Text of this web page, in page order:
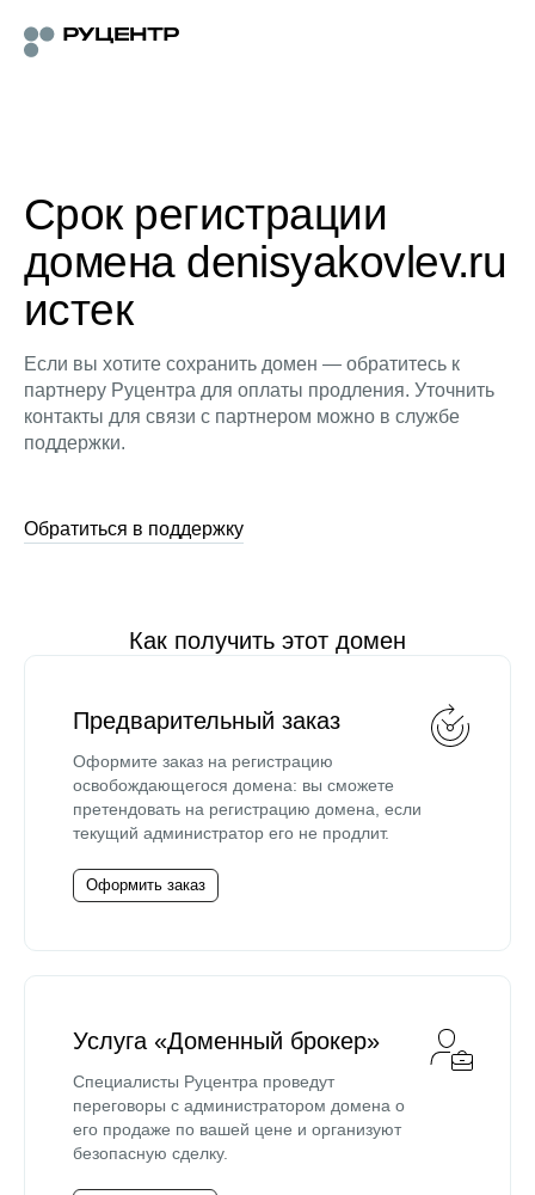
Срок регистрации
домена denisyakovlev.ru
истек
Если вы хотите сохранить домен — обратитесь к
партнеру Руцентра для оплаты продления. Уточнить
контакты для связи с партнером можно в службе
поддержки.
Обратиться в поддержку
Как получить этот домен
Предварительный заказ
Оформите заказ на регистрацию
освобождающегося домена: вы сможете
претендовать на регистрацию домена, если
текущий администратор его не продлит.
Оформить заказ
Услуга «Доменный брокер»
Специалисты Руцентра проведут
переговоры с администратором домена о
его продаже по вашей цене и организуют
безопасную сделку.